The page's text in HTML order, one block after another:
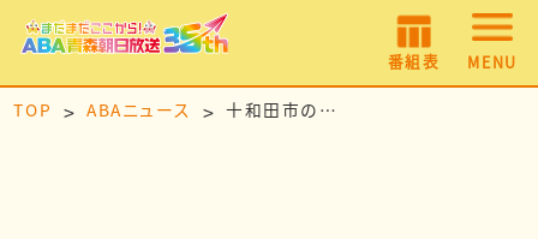
番組表 MENU
TOP ABAニュース 十和田市の国道4号でオートバイ事故 男性1人重傷